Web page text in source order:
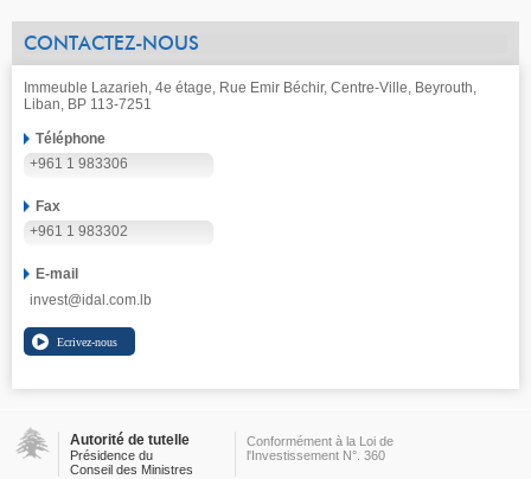
CONTACTEZ-NOUS
Immeuble Lazarieh, 4e étage, Rue Emir Béchir, Centre-Ville, Beyrouth,
Liban, BP 113-7251
Téléphone
+961 1 983306
Fax
+961 1 983302
E-mail
invest@idal.com.lb
Autorité de tutelle
Présidence du
Conseil des Ministres
Conformément à la Loi de
l'Investissement N°. 360